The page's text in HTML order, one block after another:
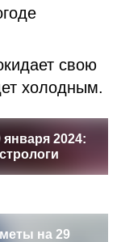
свою
холодным.
января 2024:
на 29